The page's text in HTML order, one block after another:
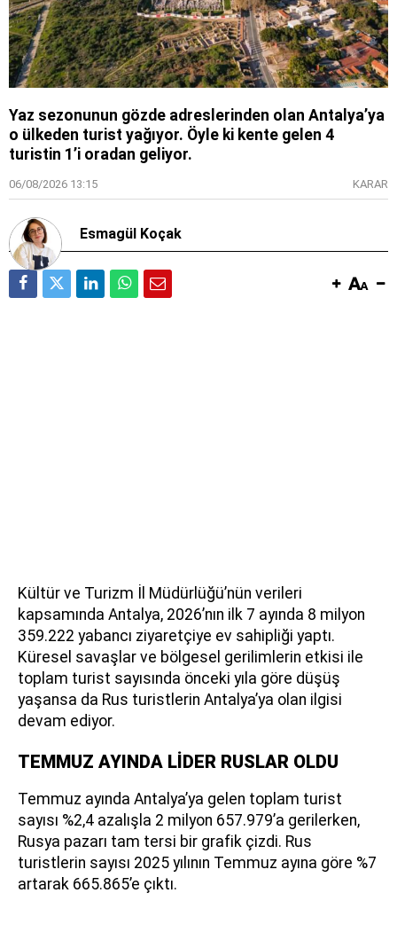
Yaz sezonunun gözde adreslerinden olan Antalya’ya
o ülkeden turist yağıyor. Öyle ki kente gelen 4
turistin 1’i oradan geliyor.
06/08/2026 13:15 KARAR
Esmagül Koçak
Kültür ve Turizm İl Müdürlüğü’nün verileri
kapsamında Antalya, 2026’nın ilk 7 ayında 8 milyon
359.222 yabancı ziyaretçiye ev sahipliği yaptı.
Küresel savaşlar ve bölgesel gerilimlerin etkisi ile
toplam turist sayısında önceki yıla göre düşüş
yaşansa da Rus turistlerin Antalya’ya olan ilgisi
devam ediyor.
TEMMUZ AYINDA LİDER RUSLAR OLDU
Temmuz ayında Antalya’ya gelen toplam turist
sayısı %2,4 azalışla 2 milyon 657.979’a gerilerken,
Rusya pazarı tam tersi bir grafik çizdi. Rus
turistlerin sayısı 2025 yılının Temmuz ayına göre %7
artarak 665.865’e çıktı.